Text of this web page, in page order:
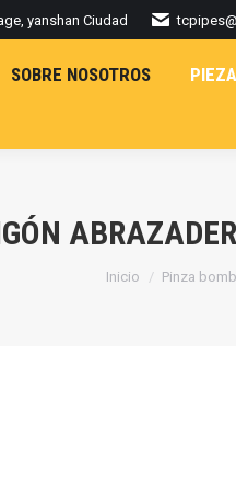
yanshan Ciudad
SOBRE NOSOTROS
Estás aquí:
Inicio Pinza